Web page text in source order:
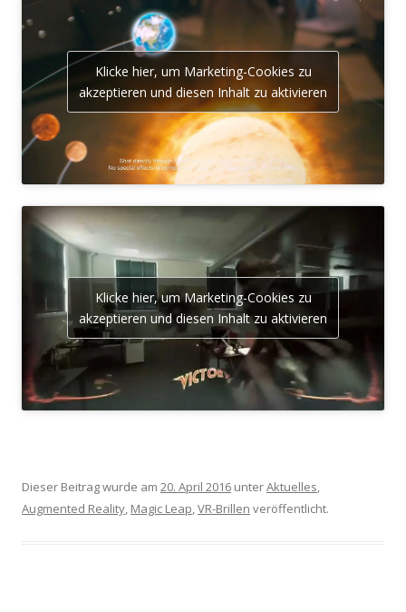
Klicke hier, um Marketing-Cookies zu
akzeptieren und diesen Inhalt zu aktivieren
Klicke hier, um Marketing-Cookies zu
akzeptieren und diesen Inhalt zu aktivieren
Dieser Beitrag wurde am 20. April 2016 unterAktuelles,
Augmented Reality, Magic Leap,VR-Brillen veröffentlicht.